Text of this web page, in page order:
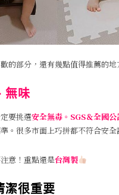
的部分，還有幾點值得推薦的地
無味
要挑選安全無毒。SGS＆全國
。很多市面上巧拼都不符合安全
意！重點還是台灣製
潔很重要